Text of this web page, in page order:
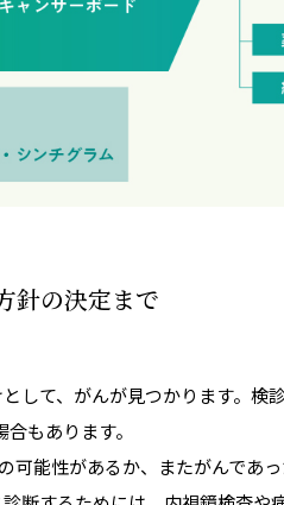
針の決定まで
して、がんが見つかります。検
もあります。
能性があるか、またがんであ